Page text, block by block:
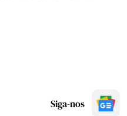
Siga-nos